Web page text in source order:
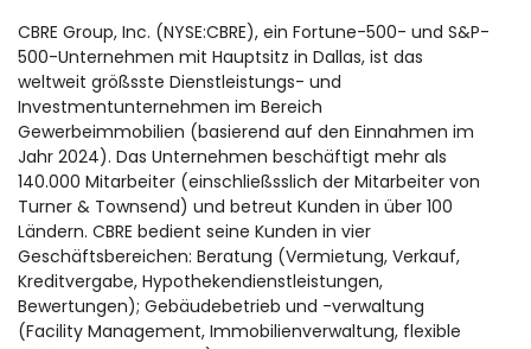
CBRE Group, Inc. (NYSE:CBRE), ein Fortune-500- und S&P-
500-Unternehmen mit Hauptsitz in Dallas, ist das
weltweit größsste Dienstleistungs- und
Investmentunternehmen im Bereich
Gewerbeimmobilien (basierend auf den Einnahmen im
Jahr 2024). Das Unternehmen beschäftigt mehr als
140.000 Mitarbeiter (einschließsslich der Mitarbeiter von
Turner & Townsend) und betreut Kunden in über 100
Ländern. CBRE bedient seine Kunden in vier
Geschäftsbereichen: Beratung (Vermietung, Verkauf,
Kreditvergabe, Hypothekendienstleistungen,
Bewertungen); Gebäudebetrieb und -verwaltung
(Facility Management, Immobilienverwaltung, flexible